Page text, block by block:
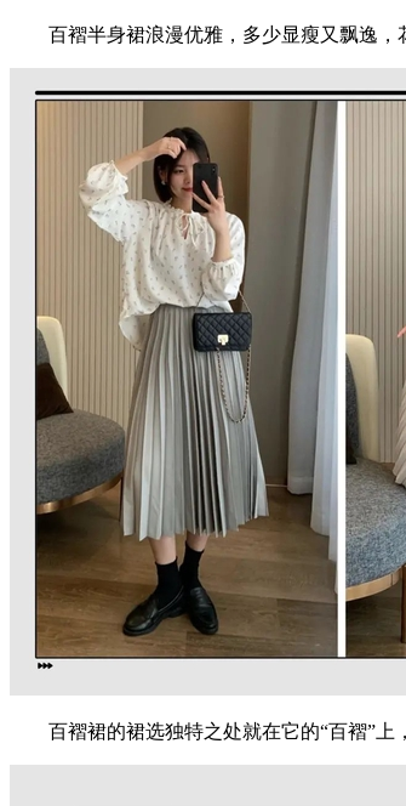
百褶半身裙浪漫优雅，多少显瘦又飘逸，
百褶裙的裙选独特之处就在它的“百褶”上